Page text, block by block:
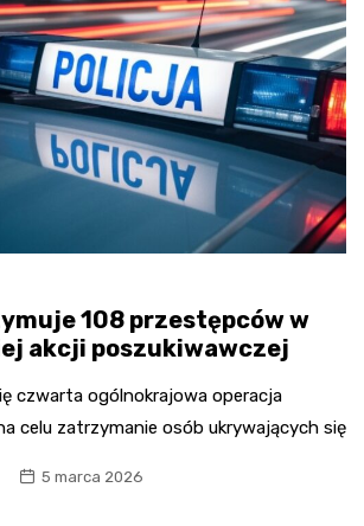
108 przestępców w
akcji poszukiwawczej
czwarta ogólnokrajowa operacja
celu zatrzymanie osób ukrywających się
5 marca 2026